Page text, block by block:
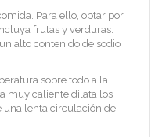
Para ello, optar por
frutas y verduras.
alto contenido de sodio
sobre todo a la
muy caliente dilata los
una lenta circulación de